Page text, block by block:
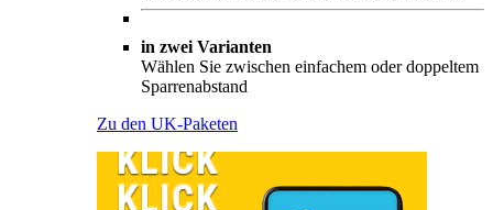
in zwei Varianten
Wählen Sie zwischen einfachem oder doppeltem
Sparrenabstand
Zu den UK-Paketen